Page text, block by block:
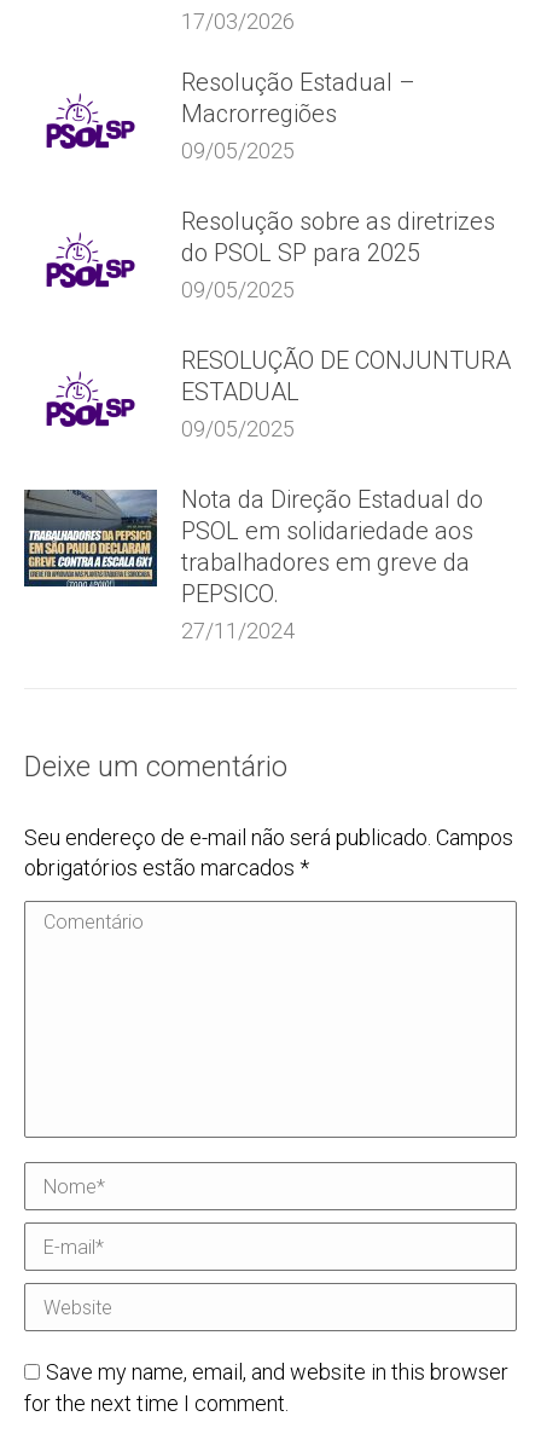
17/03/2026
Resolução Estadual –
Macrorregiões
09/05/2025
Resolução sobre as diretrizes
do PSOL SP para 2025
09/05/2025
RESOLUÇÃO DE CONJUNTURA
ESTADUAL
09/05/2025
Nota da Direção Estadual do
PSOL em solidariedade aos
trabalhadores em greve da
PEPSICO.
27/11/2024
Deixe um comentário
Seu endereço de e-mail não será publicado. Campos
obrigatórios estão marcados *
Comentário
Nome *
E-mail *
Website
Save my name, email, and website in this browser
for the next time I comment.